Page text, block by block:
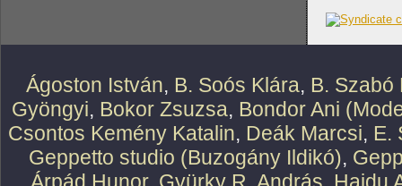
Ágoston István, B. Soós Klára, B. Szabó
Gyöngyi, Bokor Zsuzsa, Bondor Ani
Csontos Kemény Katalin, Deák Marcsi, E.
Geppetto studio (Buzogány Ildikó),